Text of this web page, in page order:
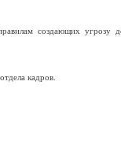
создающих угрозу
кадров.